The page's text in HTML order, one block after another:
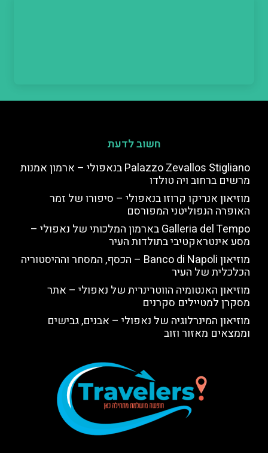
חשוב לדעת
Palazzo Zevallos Stigliano בנאפולי – ארמון אמנות
מרשים ברחוב ויה טולדו
מוזיאון אנריקו קרוזו בנאפולי – סיפורו של זמר
האופרה הנפוליטני המפורסם
Galleria del Tempo בארמון המלכותי של נאפולי –
מסע אינטראקטיבי בתולדות העיר
מוזיאון Banco di Napoli – הכסף, המסחר וההיסטוריה
הכלכלית של העיר
מוזיאון האנטומיה הווטרינרית של נאפולי – אתר
מסקרן למטיילים סקרנים
מוזיאון המינרלוגיה של נאפולי – אבנים, גבישים
וממצאים מאזור וזוב